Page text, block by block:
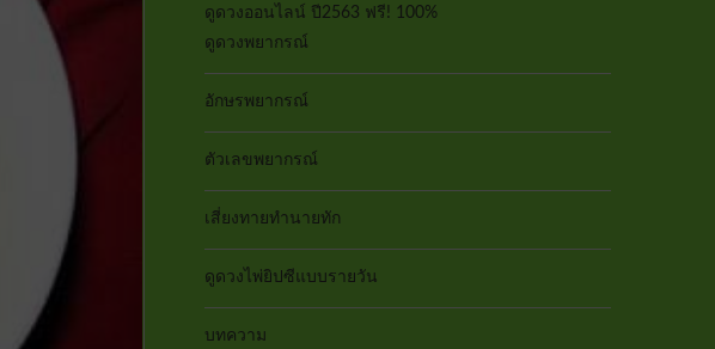
ดูดวงออนไลน์ ปี2563 ฟรี! 100%
ดูดวงพยากรณ์
อักษรพยากรณ์
ตัวเลขพยากรณ์
เสี่ยงทายทำนายทัก
ดูดวงไพ่ยิปซีแบบรายวัน
บทความ